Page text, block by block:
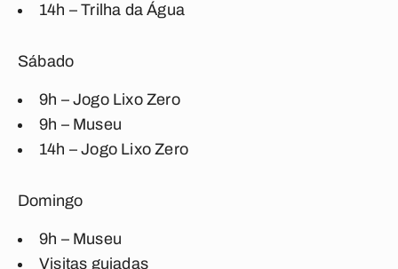
14h – Trilha da Água
Sábado
9h – Jogo Lixo Zero
9h – Museu
14h – Jogo Lixo Zero
Domingo
9h – Museu
Visitas guiadas